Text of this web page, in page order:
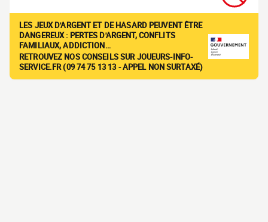
LES JEUX D'ARGENT ET DE HASARD PEUVENT ÊTRE
DANGEREUX : PERTES D'ARGENT, CONFLITS
FAMILIAUX, ADDICTION…
RETROUVEZ NOS CONSEILS SUR JOUEURS-INFO-
SERVICE.FR (09 74 75 13 13 - APPEL NON SURTAXÉ)